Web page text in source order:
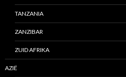
TANZANIA
ZANZIBAR
ZUID AFRIKA
AZIË